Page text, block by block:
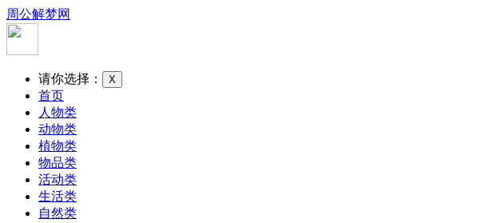
周公解梦网
请你选择： X
首页
人物类
动物类
植物类
物品类
活动类
生活类
自然类